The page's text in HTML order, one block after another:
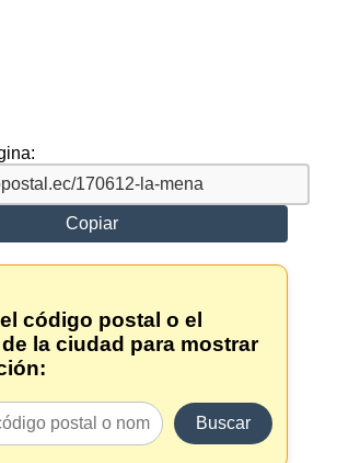
Copiar
código postal o el
la ciudad para mostrar
Buscar